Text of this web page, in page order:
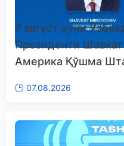
7 август куни
Президенти
Америка Қўшма
07.08.2026